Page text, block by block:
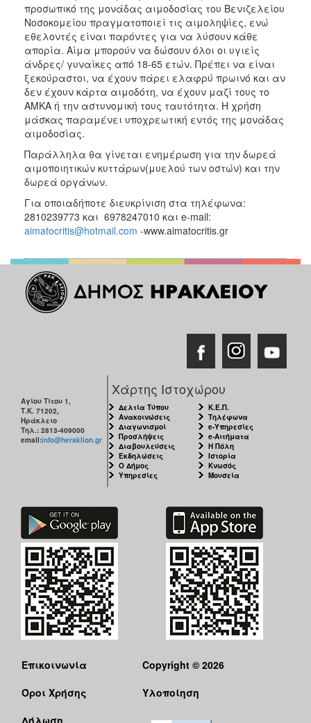
προσωπικό της μονάδας αιμοδοσίας του Βενιζελείου
Νοσοκομείου πραγματοποιεί τις αιμοληψίες, ενώ
εθελοντές είναι παρόντες για να λύσουν κάθε
απορία. Αίμα μπορούν να δώσουν όλοι οι υγιείς
άνδρες/ γυναίκες από 18-65 ετών. Πρέπει να είναι
ξεκούραστοι, να έχουν πάρει ελαφρύ πρωινό και αν
δεν έχουν κάρτα αιμοδότη, να έχουν μαζί τους το
ΑΜΚΑ ή την αστυνομική τους ταυτότητα. Η χρήση
μάσκας παραμένει υποχρεωτική εντός της μονάδας
αιμοδοσίας.
Παράλληλα θα γίνεται ενημέρωση για την δωρεά
αιμοποιητικών κυττάρων(μυελού των οστών) και την
δωρεά οργάνων.
Για οποιαδήποτε διευκρίνιση στα τηλέφωνα:
2810239773 και 6978247010 και e-mail:
aimatocritis@hotmail.com -www.aimatocritis.gr
Αγίου Τίτου 1,
Τ.Κ. 71202,
Ηράκλειο
Τηλ.: 2813-409000
email:info@heraklion.gr
Χάρτης Ιστοχώρου
Δελτία Τύπου
Ανακοινώσεις
Διαγωνισμοί
Προσλήψεις
Διαβουλεύσεις
Εκδηλώσεις
Ο Δήμος
Υπηρεσίες
Κ.Ε.Π.
Τηλέφωνα
e-Υπηρεσίες
e-Αιτήματα
Η Πόλη
Ιστορία
Κνωσός
Μουσεία
Επικοινωνία
Όροι Χρήσης
Δήλωση
Copyright © 2026
Υλοποίηση